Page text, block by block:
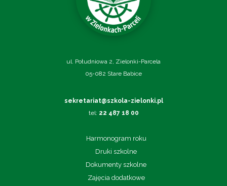
ul. Południowa 2, Zielonki-Parcela
05-082 Stare Babice
sekretariat@szkola-zielonki.pl
tel: 22 487 18 00
Harmonogram roku
Druki szkolne
Dokumenty szkolne
Zajęcia dodatkowe